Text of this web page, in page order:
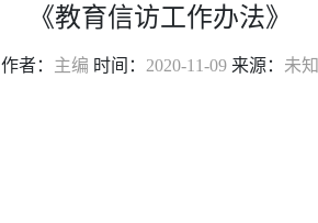
《教育信访工作办法》
作者： 主编 时间： 2020-11-09 来源： 未知